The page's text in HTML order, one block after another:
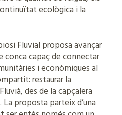
ecològica i la
Fluvial proposa avançar
conca capaç de connectar
i econòmiques al
restaurar la
des de la capçalera
La proposta parteix d’una